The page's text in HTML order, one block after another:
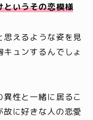
というその恋模様
思えるような姿を見
ュンするんでしょ
性と一緒に居るこ
に好きな人の恋愛